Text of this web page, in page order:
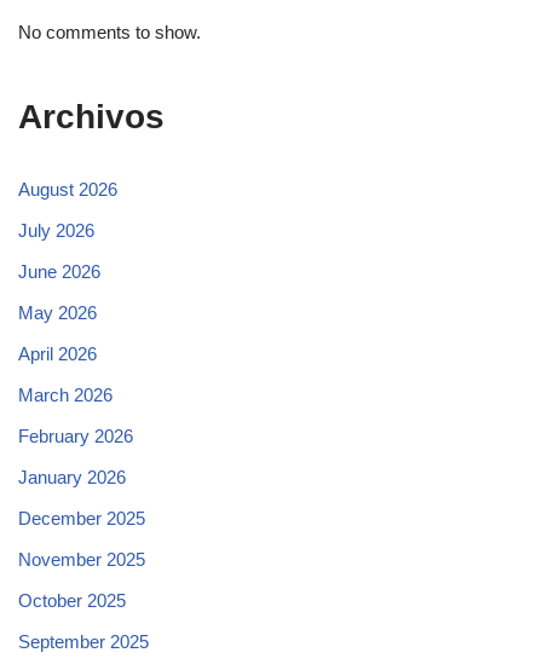
No comments to show.
Archivos
August 2026
July 2026
June 2026
May 2026
April 2026
March 2026
February 2026
January 2026
December 2025
November 2025
October 2025
September 2025